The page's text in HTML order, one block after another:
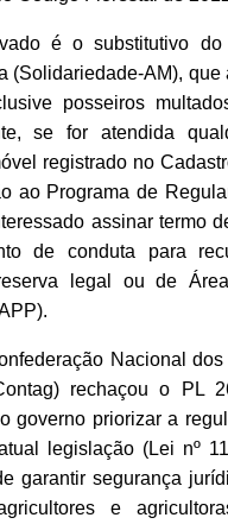
é o substitutivo do
(Solidariedade-AM), que
posseiros
se for atendida
registrado no
ao Programa de
assinar termo
de conduta para
legal ou de
Nacional
rechaçou o PL
governo priorizar a
legislação (Lei nº
garantir segurança
e